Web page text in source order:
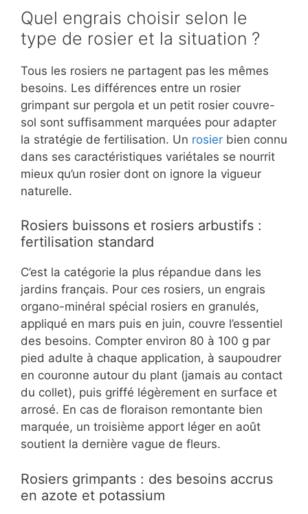
Quel engrais choisir selon le
type de rosier et la situation ?
Tous les rosiers ne partagent pas les mêmes
besoins. Les différences entre un rosier
grimpant sur pergola et un petit rosier couvre-
sol sont suffisamment marquées pour adapter
la stratégie de fertilisation. Un rosier bien connu
dans ses caractéristiques variétales se nourrit
mieux qu’un rosier dont on ignore la vigueur
naturelle.
Rosiers buissons et rosiers arbustifs :
fertilisation standard
C’est la catégorie la plus répandue dans les
jardins français. Pour ces rosiers, un engrais
organo-minéral spécial rosiers en granulés,
appliqué en mars puis en juin, couvre l’essentiel
des besoins. Compter environ 80 à 100 g par
pied adulte à chaque application, à saupoudrer
en couronne autour du plant (jamais au contact
du collet), puis griffé légèrement en surface et
arrosé. En cas de floraison remontante bien
marquée, un troisième apport léger en août
soutient la dernière vague de fleurs.
Rosiers grimpants : des besoins accrus
en azote et potassium